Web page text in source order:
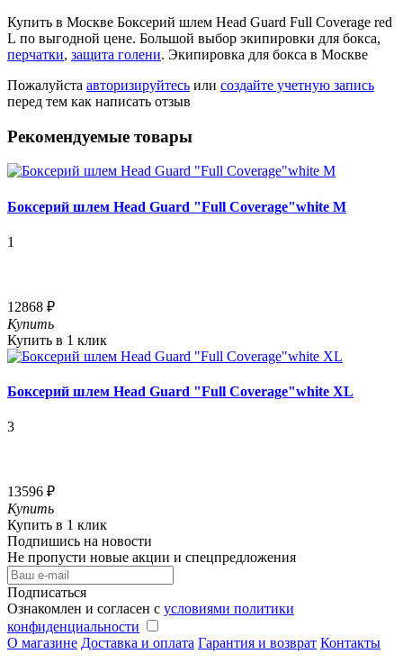
Купить в Москве Боксерий шлем Head Guard Full Coverage red
L по выгодной цене. Большой выбор экипировки для бокса,
перчатки, защита голени. Экипировка для бокса в Москве
Пожалуйста авторизируйтесь или создайте учетную запись
перед тем как написать отзыв
Рекомендуемые товары
Боксерий шлем Head Guard "Full Coverage"white M
1
12868 ₽
Купить
Купить в 1 клик
Боксерий шлем Head Guard "Full Coverage"white XL
3
13596 ₽
Купить
Купить в 1 клик
Подпишись на новости
Не пропусти новые акции и спецпредложения
Подписаться
Ознакомлен и согласен с условиями политики
конфиденциальности
О магазине Доставка и оплата Гарантия и возврат Контакты